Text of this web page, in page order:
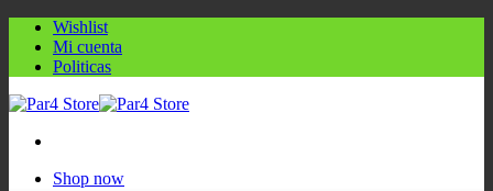
Saltar
contenido
Wishlist
Mi cuenta
Politicas
Shop now